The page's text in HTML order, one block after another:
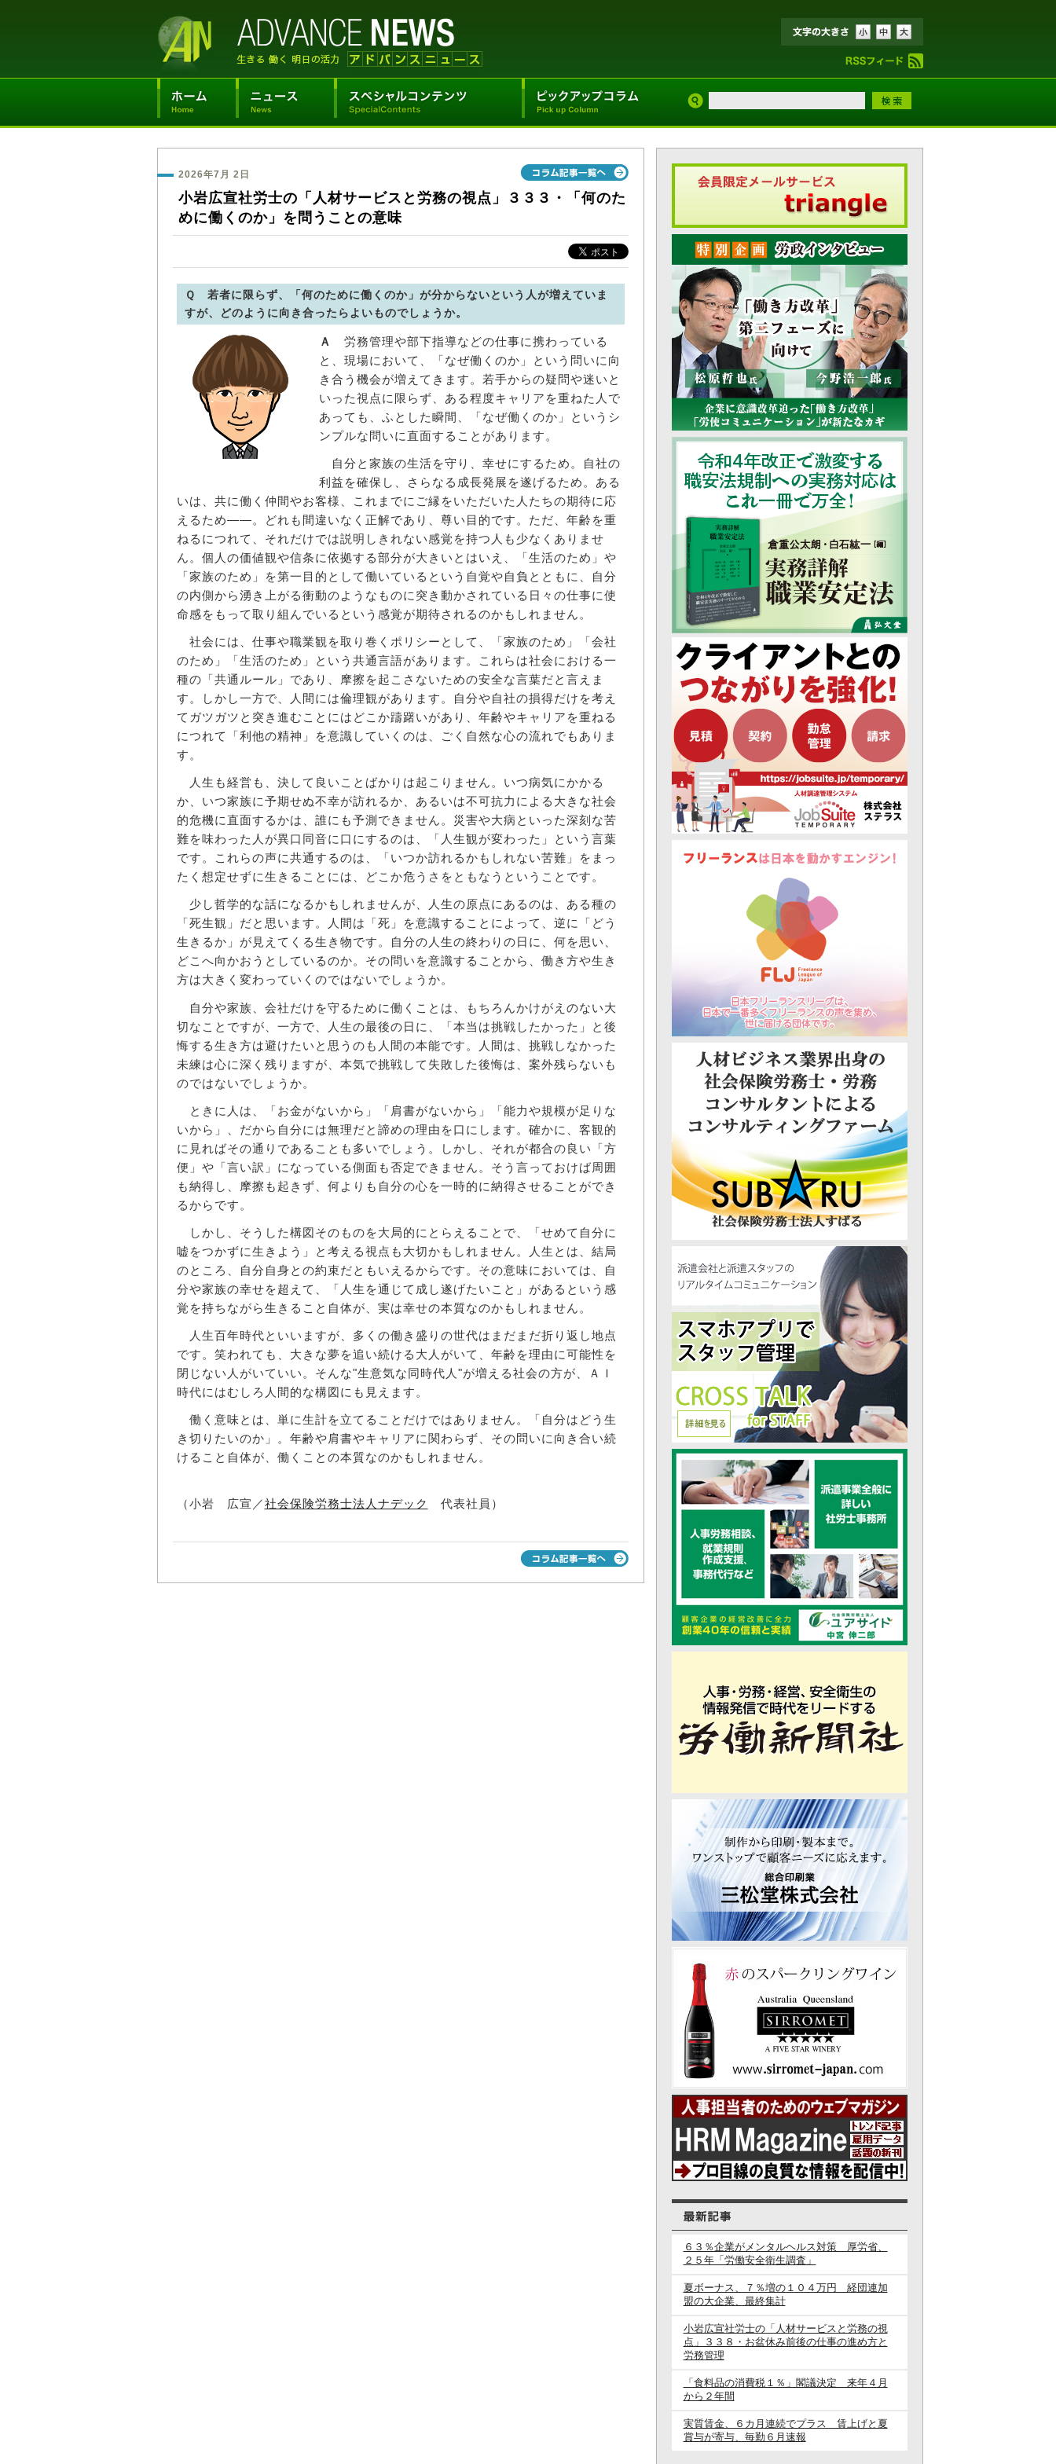
2026年7月 2日
小岩広宣社労士の「人材サービスと労務の視点」３３３・「何のた
めに働くのか」を問うことの意味
Ｑ 若者に限らず、「何のために働くのか」が分からないという人が増えていま
すが、どのように向き合ったらよいものでしょうか。
Ａ
労務管理や部下指導などの仕事に携わっている
と、現場において、「なぜ働くのか」という問いに向
き合う機会が増えてきます。若手からの疑問や迷いと
いった視点に限らず、ある程度キャリアを重ねた人で
あっても、ふとした瞬間、「なぜ働くのか」というシ
ンプルな問いに直面することがあります。
自分と家族の生活を守り、幸せにするため。自社の
利益を確保し、さらなる成長発展を遂げるため。ある
いは、共に働く仲間やお客様、これまでにご縁をいただいた人たちの期待に応
えるため――。どれも間違いなく正解であり、尊い目的です。ただ、年齢を重
ねるにつれて、それだけでは説明しきれない感覚を持つ人も少なくありませ
ん。個人の価値観や信条に依拠する部分が大きいとはいえ、「生活のため」や
「家族のため」を第一目的として働いているという自覚や自負とともに、自分
の内側から湧き上がる衝動のようなものに突き動かされている日々の仕事に使
命感をもって取り組んでいるという感覚が期待されるのかもしれません。
社会には、仕事や職業観を取り巻くポリシーとして、「家族のため」「会社
のため」「生活のため」という共通言語があります。これらは社会における一
種の「共通ルール」であり、摩擦を起こさないための安全な言葉だと言えま
す。しかし一方で、人間には倫理観があります。自分や自社の損得だけを考え
てガツガツと突き進むことにはどこか躊躇いがあり、年齢やキャリアを重ねる
につれて「利他の精神」を意識していくのは、ごく自然な心の流れでもありま
す。
人生も経営も、決して良いことばかりは起こりません。いつ病気にかかる
か、いつ家族に予期せぬ不幸が訪れるか、あるいは不可抗力による大きな社会
的危機に直面するかは、誰にも予測できません。災害や大病といった深刻な苦
難を味わった人が異口同音に口にするのは、「人生観が変わった」という言葉
です。これらの声に共通するのは、「いつか訪れるかもしれない苦難」をまっ
たく想定せずに生きることには、どこか危うさをともなうということです。
少し哲学的な話になるかもしれませんが、人生の原点にあるのは、ある種の
「死生観」だと思います。人間は「死」を意識することによって、逆に「どう
生きるか」が見えてくる生き物です。自分の人生の終わりの日に、何を思い、
どこへ向かおうとしているのか。その問いを意識することから、働き方や生き
方は大きく変わっていくのではないでしょうか。
自分や家族、会社だけを守るために働くことは、もちろんかけがえのない大
切なことですが、一方で、人生の最後の日に、「本当は挑戦したかった」と後
悔する生き方は避けたいと思うのも人間の本能です。人間は、挑戦しなかった
未練は心に深く残りますが、本気で挑戦して失敗した後悔は、案外残らないも
のではないでしょうか。
ときに人は、「お金がないから」「肩書がないから」「能力や規模が足りな
いから」、だから自分には無理だと諦めの理由を口にします。確かに、客観的
に見ればその通りであることも多いでしょう。しかし、それが都合の良い「方
便」や「言い訳」になっている側面も否定できません。そう言っておけば周囲
も納得し、摩擦も起きず、何よりも自分の心を一時的に納得させることができ
るからです。
しかし、そうした構図そのものを大局的にとらえることで、「せめて自分に
嘘をつかずに生きよう」と考える視点も大切かもしれません。人生とは、結局
のところ、自分自身との約束だともいえるからです。その意味においては、自
分や家族の幸せを超えて、「人生を通じて成し遂げたいこと」があるという感
覚を持ちながら生きること自体が、実は幸せの本質なのかもしれません。
人生百年時代といいますが、多くの働き盛りの世代はまだまだ折り返し地点
です。笑われても、大きな夢を追い続ける大人がいて、年齢を理由に可能性を
閉じない人がいていい。そんな"生意気な同時代人"が増える社会の方が、ＡＩ
時代にはむしろ人間的な構図にも見えます。
働く意味とは、単に生計を立てることだけではありません。「自分はどう生
き切りたいのか」。年齢や肩書やキャリアに関わらず、その問いに向き合い続
けること自体が、働くことの本質なのかもしれません。
（小岩 広宣／社会保険労務士法人ナデック 代表社員）
６３％企業がメンタルヘルス対策 厚労省、
２５年「労働安全衛生調査」
夏ボーナス、７％増の１０４万円 経団連加
盟の大企業、最終集計
小岩広宣社労士の「人材サービスと労務の視
点」３３８・お盆休み前後の仕事の進め方と
労務管理
「食料品の消費税１％」閣議決定 来年４月
から２年間
実質賃金、６カ月連続でプラス 賃上げと夏
賞与が寄与、毎勤６月速報